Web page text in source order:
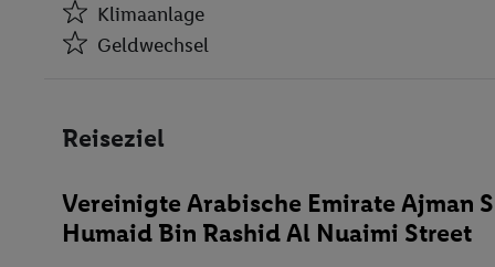
Klimaanlage
Geldwechsel
Geldwechsel
Aufzüge
Disko
Restaurant(s) mit Klimaanlage
Reiseziel
Vereinigte Arabische Emirate Ajman
Humaid Bin Rashid Al Nuaimi Street